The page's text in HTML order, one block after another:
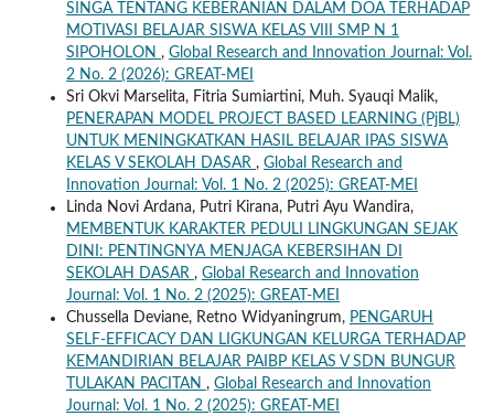
SINGA TENTANG KEBERANIAN DALAM DOA TERHADAP
MOTIVASI BELAJAR SISWA KELAS VIII SMP N 1
SIPOHOLON , Global Research and Innovation Journal: Vol.
2 No. 2 (2026): GREAT-MEI
Sri Okvi Marselita, Fitria Sumiartini, Muh. Syauqi Malik,
PENERAPAN MODEL PROJECT BASED LEARNING (PjBL)
UNTUK MENINGKATKAN HASIL BELAJAR IPAS SISWA
KELAS V SEKOLAH DASAR , Global Research and
Innovation Journal: Vol. 1 No. 2 (2025): GREAT-MEI
Linda Novi Ardana, Putri Kirana, Putri Ayu Wandira,
MEMBENTUK KARAKTER PEDULI LINGKUNGAN SEJAK
DINI: PENTINGNYA MENJAGA KEBERSIHAN DI
SEKOLAH DASAR , Global Research and Innovation
Journal: Vol. 1 No. 2 (2025): GREAT-MEI
Chussella Deviane, Retno Widyaningrum, PENGARUH
SELF-EFFICACY DAN LIGKUNGAN KELURGA TERHADAP
KEMANDIRIAN BELAJAR PAIBP KELAS V SDN BUNGUR
TULAKAN PACITAN , Global Research and Innovation
Journal: Vol. 1 No. 2 (2025): GREAT-MEI